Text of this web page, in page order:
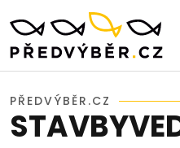
PŘEDVÝBĚR.CZ